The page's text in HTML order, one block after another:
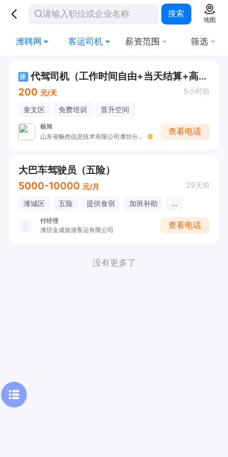
搜索
地图
潍聘网 客运司机 薪资范围 筛选
兼
代驾司机（工作时间自由+当天结算+高薪）
200 元/天 5小时前
奎文区 免费培训 晋升空间
杨旭
山东省畅然信息技术有限公司潍坊分公司
查看电话
大巴车驾驶员（五险）
5000-10000 元/月 29天前
潍城区 五险 提供食宿 加班补助 ...
付经理
潍坊金成旅游客运有限公司
查看电话
没有更多了